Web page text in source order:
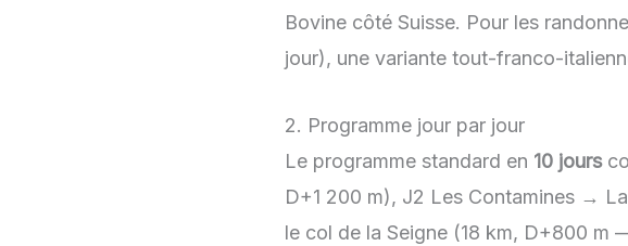
Bovine côté Suisse. Pour les
jour), une variante tout-franco-
2. Programme jour par jour
Le programme standard en 10 jours
D+1 200 m), J2 Les Contamines →
le col de la Seigne (18 km, D+800 m